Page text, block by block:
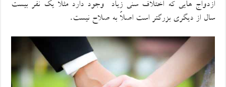
ازدواج هایی که اختلاف سنی زیاد
وجود دارد مثلاً یک نفر بیست
سال از دیگری بزرگتر است اصلاًبهصلاح نیست.